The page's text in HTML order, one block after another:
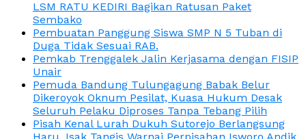
LSM RATU KEDIRI Bagikan Ratusan Paket
Sembako
Pembuatan Panggung Siswa SMP N 5 Tuban di
Duga Tidak Sesuai RAB.
Pemkab Trenggalek Jalin Kerjasama dengan FISIP
Unair
Pemuda Bandung Tulungagung Babak Belur
Dikeroyok Oknum Pesilat, Kuasa Hukum Desak
Seluruh Pelaku Diproses Tanpa Tebang Pilih
Pisah Kenal Lurah Dukuh Sutorejo Berlangsung